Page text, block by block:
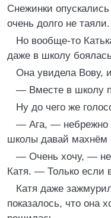
Снежинки
очень долго не таяли.
Но вообще-то
даже в школу
Она увидела Вову,
— Вместе в школу
Ну до чего же
— Ага, — небрежно
школы давай махнём
— Очень хочу, —
Катя. — Только если
Катя даже
показалось, что она